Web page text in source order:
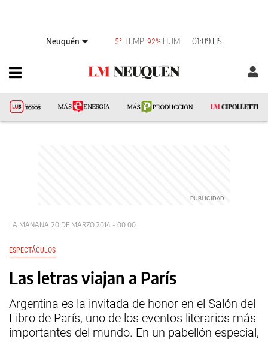
Neuquén 5°TEMP 92% HUM 01:09 HS
LA MAÑANA 20 DE MARZO 2014 - 00:00
ESPECTÁCULOS
Las letras viajan a París
Argentina es la invitada de honor en el Salón del
Libro de París, uno de los eventos literarios más
importantes del mundo. En un pabellón especial,